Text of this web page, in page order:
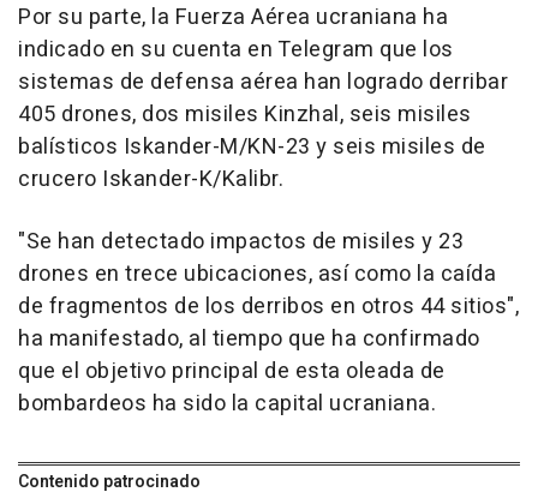
Por su parte, la Fuerza Aérea ucraniana ha
indicado en su cuenta en Telegram que los
sistemas de defensa aérea han logrado derribar
405 drones, dos misiles Kinzhal, seis misiles
balísticos Iskander-M/KN-23 y seis misiles de
crucero Iskander-K/Kalibr.
"Se han detectado impactos de misiles y 23
drones en trece ubicaciones, así como la caída
de fragmentos de los derribos en otros 44 sitios",
ha manifestado, al tiempo que ha confirmado
que el objetivo principal de esta oleada de
bombardeos ha sido la capital ucraniana.
Contenido patrocinado